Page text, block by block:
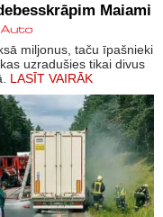
Maiami
miljonus, taču īpašnieki
uzradušies tikai divus
LASĪT VAIRĀK